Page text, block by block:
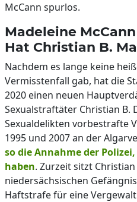
McCann spurlos.
Madeleine
Hat Christian B.
Nachdem es lange keine
Vermisstenfall gab, hat die
2020 einen neuen
Sexualstraftäter Christian B.
Sexualdelikten vorbestrafte
1995 und 2007 an der
so die Annahme der
haben. Zurzeit sitzt
niedersächsischen
Haftstrafe für eine